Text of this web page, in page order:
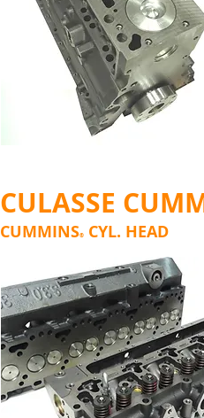
CULASSE
CUMMINS® CYL. HEAD